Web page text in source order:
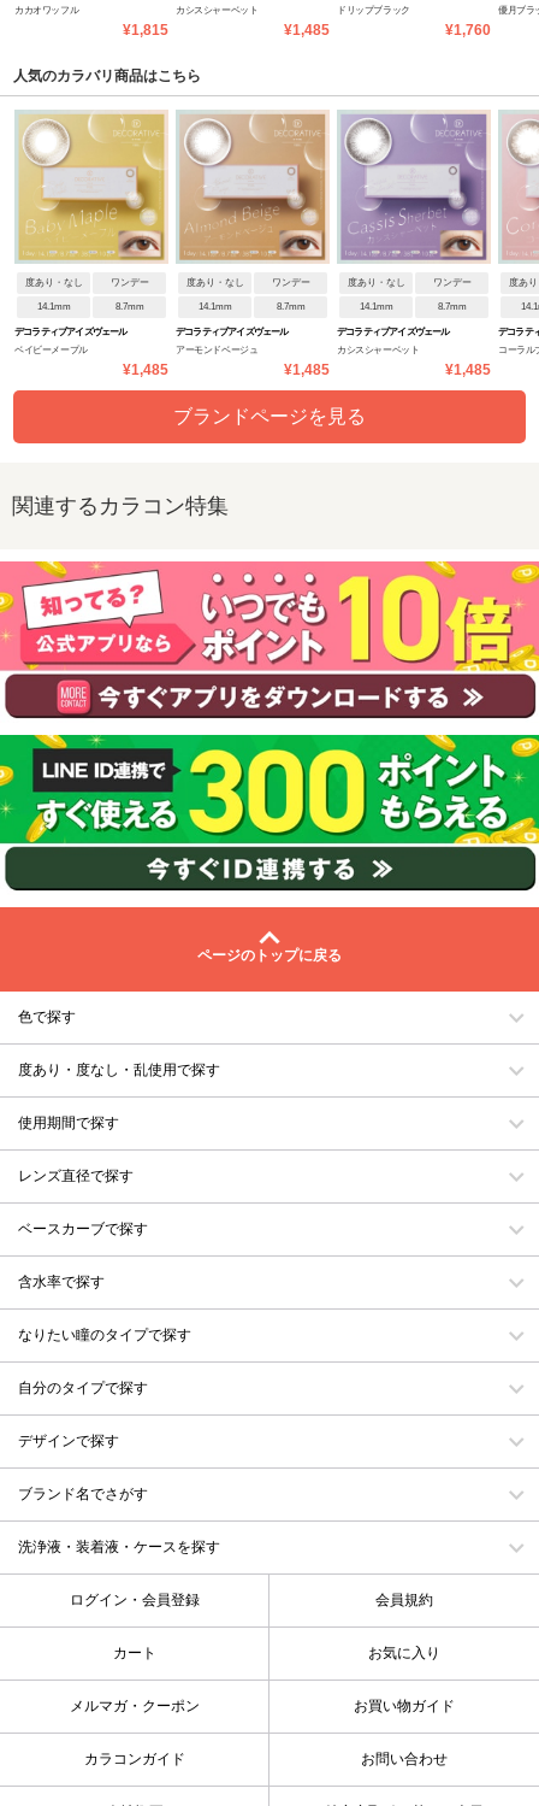
カカオワッフル
¥1,815
カシスシャーベット
¥1,485
ドリップブラック
¥1,760
優月ブラ
人気のカラバリ商品はこちら
度あり・なし ワンデー
14.1mm 8.7mm
デコラティブアイズヴェール
ベイビーメープル
¥1,485
度あり・なし ワンデー
14.1mm 8.7mm
デコラティブアイズヴェール
アーモンドベージュ
¥1,485
度あり・なし ワンデー
14.1mm 8.7mm
デコラティブアイズヴェール
カシスシャーベット
¥1,485
度あ
デコラテ
コーラル
ブランドページを見る
関連するカラコン特集
ページのトップに戻る
色で探す
度あり・度なし・乱使用で探す
使用期間で探す
レンズ直径で探す
ベースカーブで探す
含水率で探す
なりたい瞳のタイプで探す
自分のタイプで探す
デザインで探す
ブランド名でさがす
洗浄液・装着液・ケースを探す
ログイン・会員登録 会員規約
カート お気に入り
メルマガ・クーポン お買い物ガイド
カラコンガイド お問い合わせ